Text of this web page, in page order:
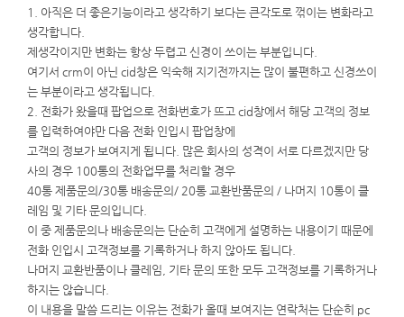
1. 아직은 더 좋은기능이라고 생각하기 보다는 큰각도로 꺾이는 변화라고
생각합니다.
제생각이지만 변화는 항상 두렵고 신경이 쓰이는 부분입니다.
여기서 crm이 아닌 cid창은 익숙해 지기전까지는 많이 불편하고 신경쓰이
는 부분이라고 생각됩니다.
2. 전화가 왔을때 팝업으로 전화번호가 뜨고 cid창에서 해당 고객의 정보
를 입력하여야만 다음 전화 인입시 팝업창에
고객의 정보가 보여지게 됩니다. 많은 회사의 성격이 서로 다르겠지만 당
사의 경우 100통의 전화업무를 처리할 경우
40통 제품문의/30통 배송문의/ 20통 교환반품문의 / 나머지 10통이 클
레임 및 기타 문의입니다.
이 중 제품문의나 배송문의는 단순히 고객에게 설명하는 내용이기 때문에
전화 인입시 고객정보를 기록하거나 하지 않아도 됩니다.
나머지 교환반품이나 클레임, 기타 문의 또한 모두 고객정보를 기록하거나
하지는 않습니다.
이 내용을 말씀 드리는 이유는 전화가 올때 보여지는 연락처는 단순히 pc